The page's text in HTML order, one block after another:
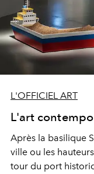
L'OFFICIEL ART
L'art
Après la basilique
ville ou les
tour du port